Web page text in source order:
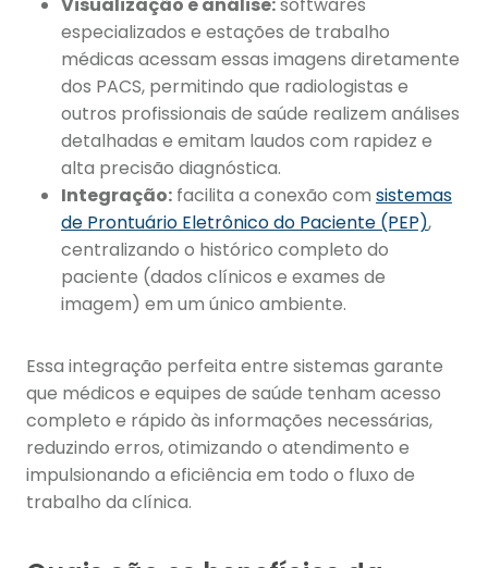
Visualização e análise:softwares
especializados e estações de trabalho
médicas acessam essas imagens diretamente
dos PACS, permitindo que radiologistas e
outros profissionais de saúde realizem análises
detalhadas e emitam laudos com rapidez e
alta precisão diagnóstica.
Integração: facilita a conexão com sistemas
de Prontuário Eletrônico do Paciente (PEP),
centralizando o histórico completo do
paciente (dados clínicos e exames de
imagem) em um único ambiente.
Essa integração perfeita entre sistemas garante
que médicos e equipes de saúde tenham acesso
completo e rápido às informações necessárias,
reduzindo erros, otimizando o atendimento e
impulsionando a eficiência em todo o fluxo de
trabalho da clínica.